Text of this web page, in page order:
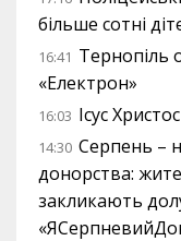
більше сотні
16:41 Тернопіль
«Електрон»
16:03 Ісус
14:30 Серпень –
донорства:
закликають